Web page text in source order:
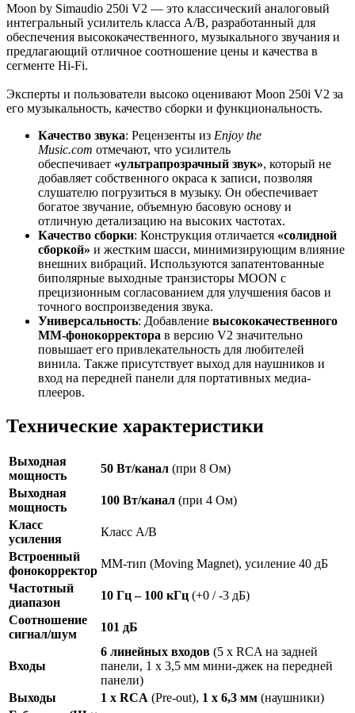
Moon by Simaudio 250i V2 — это классический аналоговый
интегральный усилитель класса A/B, разработанный для
обеспечения высококачественного, музыкального звучания и
предлагающий отличное соотношение цены и качества в
сегменте Hi-Fi.
Эксперты и пользователи высоко оценивают Moon 250i V2 за
его музыкальность, качество сборки и функциональность.
Качество звука: Рецензенты из Enjoy the
Music.com отмечают, что усилитель
обеспечивает «ультрапрозрачный звук», который не
добавляет собственного окраса к записи, позволяя
слушателю погрузиться в музыку. Он обеспечивает
богатое звучание, объемную басовую основу и
отличную детализацию на высоких частотах.
Качество сборки: Конструкция отличается «солидной
сборкой» и жестким шасси, минимизирующим влияние
внешних вибраций. Используются запатентованные
биполярные выходные транзисторы MOON с
прецизионным согласованием для улучшения басов и
точного воспроизведения звука.
Универсальность: Добавление высококачественного
MM-фонокорректора в версию V2 значительно
повышает его привлекательность для любителей
винила. Также присутствует выход для наушников и
вход на передней панели для портативных медиа-
плееров.
Технические характеристики
Выходная
мощность
50 Вт/канал (при 8 Ом)
Выходная
мощность
100 Вт/канал (при 4 Ом)
Класс
усиления
Класс A/B
Встроенный
фонокорректор
ММ-тип (Moving Magnet), усиление 40 дБ
Частотный
диапазон
10 Гц – 100 кГц (+0 / -3 дБ)
Соотношение
сигнал/шум
101 дБ
Входы
6 линейных входов (5 x RCA на задней
панели, 1 x 3,5 мм мини-джек на передней
панели)
Выходы
1 x RCA (Pre-out), 1 x 6,3 мм (наушники)